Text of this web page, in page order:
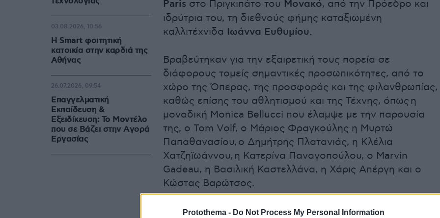
Protothema - Do Not Process My Personal Information
Paris στο Πριγκιπάτο του Μονακό, από την Πρόεδρο και
ιδρύτρια του, τη διεθνούς φήμης καταξιωμένη
καλλιτέχνιδα Ιωάννα Ευθυμίου.
Βραβεύτηκαν για την εξαιρετική τους πορεία σε
διάφορους τομείς σημαντικές προσωπικότητες, από το
χώρο της Όπερας, της προσφοράς και της φιλανθρωπίας,
καθώς επίσης του αθλητισμού και της Τέχνης, όπως η
μοναδική Monica Bellucci που έλαμψε με την παρουσία
της, ο Tom Volf, ο Μάριος Φραγκούλης η Μυρτώ
Παπαθανασίου, ο Δημήτρης Πλατανιάς, η Κλέλια
Χατζηϊωάννου, η Κατερίνα Παναγοπούλου, ο Marvin
Gadeau, η Βασιλική Καστελλάνα, η Χάρις Απέργη και ο
Κώστας Βαρώτσος.
Η μαγευτική βραδιά πλαισιώθηκε με κονσέρτο Όπερας
Η Smart φοιτητική
κατοικία στην καρδιά της
Αθήνας
03.08.2026, 10:56
Επαγγελματική
Εκπαίδευση &
Εξειδίκευση: Το Mοντέλο
που σε Bάζει στην Aγορά
Eργασίας
26.07.2026, 09:54